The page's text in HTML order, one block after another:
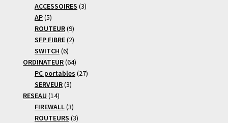
produits
ACCESSOIRES 33
AP 55
produits
ROUTEUR 99
produits
SFP FIBRE 22
SWITCH 66
produits
ORDINATEUR 6464
produits
PC portables 2727
SERVEUR 33
RESEAU 1414
produits
FIREWALL 33
produits
ROUTEURS 33